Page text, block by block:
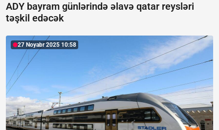
ADY bayram günlərində əlavə qatar reysləri
təşkil edəcək
27 Noyabr 2025 10:58